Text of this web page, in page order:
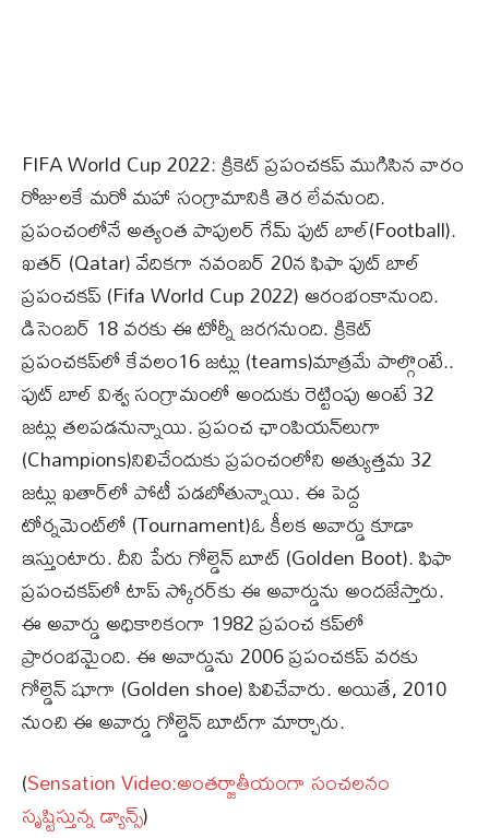
FIFA World Cup 2022: క్రికెట్ ప్రపంచకప్ ముగిసిన వారం
రోజులకే మరో మహా సంగ్రామానికి తెర లేవనుంది.
ప్రపంచంలోనే అత్యంత పాపులర్ గేమ్ ఫుట్ బాల్(Football).
ఖతర్ (Qatar) వేదికగా నవంబర్ 20న ఫిఫా ఫుట్ బాల్
ప్రపంచకప్ (Fifa World Cup 2022) ఆరంభంకానుంది.
డిసెంబర్ 18 వరకు ఈ టోర్నీ జరగనుంది. క్రికెట్
ప్రపంచకప్‌లో కేవలం16 జట్లు (teams)మాత్రమే పాల్గొంటే..
ఫుట్ బాల్ విశ్వ సంగ్రామంలో అందుకు రెట్టింపు అంటే 32
జట్లు తలపడనున్నాయి. ప్రపంచ ఛాంపియన్‌లుగా
(Champions)నిలిచేందుకు ప్రపంచంలోని అత్యుత్తమ 32
జట్లు ఖతార్‌లో పోటీ పడబోతున్నాయి. ఈ పెద్ద
టోర్నమెంట్‌లో (Tournament)ఓ కీలక అవార్డు కూడా
ఇస్తుంటారు. దీని పేరు గోల్డెన్ బూట్ (Golden Boot). ఫిఫా
ప్రపంచకప్‌లో టాప్ స్కోరర్‌కు ఈ అవార్డును అందజేస్తారు.
ఈ అవార్డు అధికారికంగా 1982 ప్రపంచ కప్‌లో
ప్రారంభమైంది. ఈ అవార్డును 2006 ప్రపంచకప్ వరకు
గోల్డెన్ షూగా (Golden shoe) పిలిచేవారు. అయితే, 2010
నుంచి ఈ అవార్డు గోల్డెన్ బూట్‌గా మార్చారు.
(Sensation Video:అంతర్జాతీయంగా సంచలనం
సృష్టిస్తున్న డ్యాన్స్)